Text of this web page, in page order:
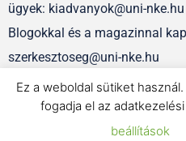
ügyek: kiadvanyok@uni-nke.hu
Blogokkal és a magazinnal
szerkesztoseg@uni-nke.hu
Ez a weboldal sütiket
fogadja el az
beállítások